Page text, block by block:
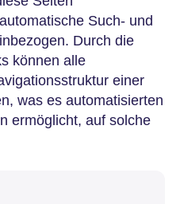
Such- und
Durch die
können alle
einer
was es automatisierten
ermöglicht, auf solche